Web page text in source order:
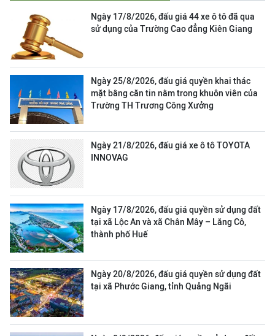
Ngày 17/8/2026, đấu giá 44 xe ô tô đã qua
sử dụng của Trường Cao đẳng Kiên Giang
Ngày 25/8/2026, đấu giá quyền khai thác
mặt bằng căn tin nằm trong khuôn viên của
Trường TH Trương Công Xưởng
Ngày 21/8/2026, đấu giá xe ô tô TOYOTA
INNOVAG
Ngày 17/8/2026, đấu giá quyền sử dụng đất
tại xã Lộc An và xã Chân Mây – Lăng Cô,
thành phố Huế
Ngày 20/8/2026, đấu giá quyền sử dụng đất
tại xã Phước Giang, tỉnh Quảng Ngãi